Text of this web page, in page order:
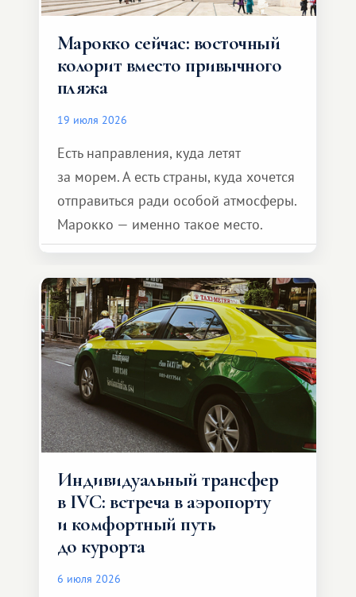
Марокко сейчас: восточный
колорит вместо привычного
пляжа
19 июля 2026
Есть направления, куда летят
за морем. А есть страны, куда хочется
отправиться ради особой атмосферы.
Марокко — именно такое место.
Индивидуальный трансфер
в IVC: встреча в аэропорту
и комфортный путь
до курорта
6 июля 2026